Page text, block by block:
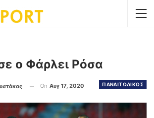
ο Φάρλει Ρόσα
ΠΑΝΑΙΤΩΛΙΚΟΣ
On Αυγ 17, 2020